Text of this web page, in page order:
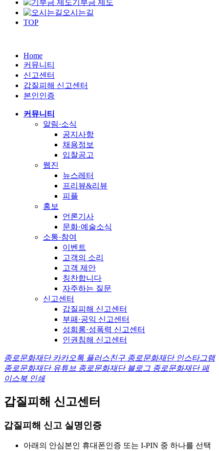
기부금 제도
오시는길
TOP
Home
커뮤니티
신고센터
갑질피해 신고센터
본인인증
커뮤니티
알림·소식
공지사항
채용정보
입찰공고
웹진
뉴스레터
프리뷰&리뷰
피플
홍보
언론기사
문화·예술소식
소통·참여
이벤트
고객의 소리
고객 제안
칭찬합니다
자주하는 질문
신고센터
갑질피해 신고센터
부패·공익 신고센터
성희롱·성폭력 신고센터
인권침해 신고센터
종로문화재단 카카오톡 플러스친구 종로문화재단 인스타그램
종로문화재단 유튜브 종로문화재단 블로그 종로문화재단 페
이스북 인쇄
갑질피해 신고센터
갑질피해 신고 실명인증
아래의 안심본인 휴대폰인증 또는 I-PIN 중 하나를 선택